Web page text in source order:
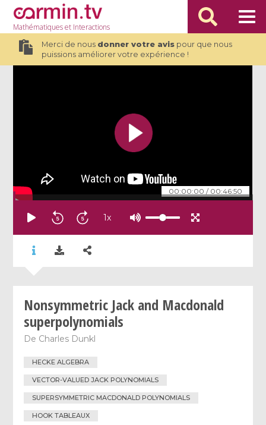
Mathématiqueset Interactions
Merci de nous donner votre avispour que nous
puissions améliorer votre expérience !
00:00:00 / 00:46:50
1x
Nonsymmetric Jack and Macdonald
superpolynomials
De Charles Dunkl
HECKE ALGEBRA
VECTOR-VALUED JACK POLYNOMIALS
SUPERSYMMETRIC MACDONALD POLYNOMIALS
HOOK TABLEAUX